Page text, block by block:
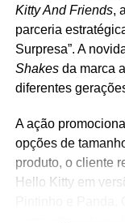
TÓPICOS
A SEGUIR
Embelleze
Vida
Youse lança
as pessoas a
suas casas
Kitty And Friends,
parceria
Surpresa”. A
Shakesda marca
diferentes
A ação
opções de
produto, o cliente
Hello Kitty em